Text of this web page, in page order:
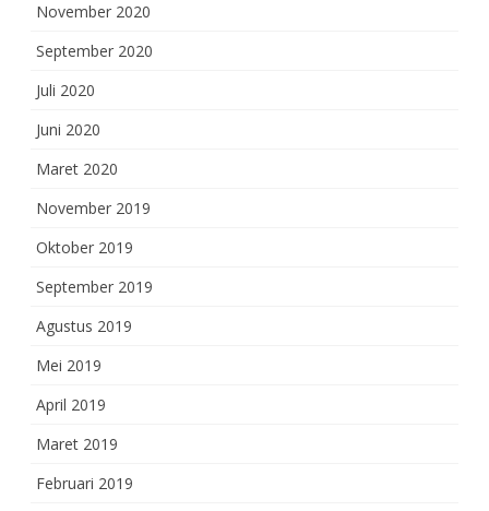
November 2020
September 2020
Juli 2020
Juni 2020
Maret 2020
November 2019
Oktober 2019
September 2019
Agustus 2019
Mei 2019
April 2019
Maret 2019
Februari 2019